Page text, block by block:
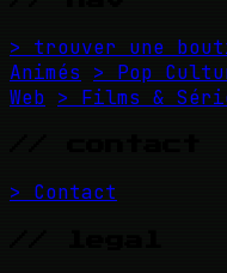
> trouver une
Animés
> Pop
Web > Films &
> Contact